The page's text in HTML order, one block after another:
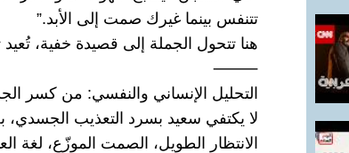
تتنفس بينما غيرك صمت إلى الأبد.”
هنا تتحول الجملة إلى قصيدة خفية، تُعيد
⸻
التحليل الإنساني والنفسي: من كسر
لا يكتفي سعيد بسرد التعذيب
الانتظار الطويل، الصمت الموزّع، لغة